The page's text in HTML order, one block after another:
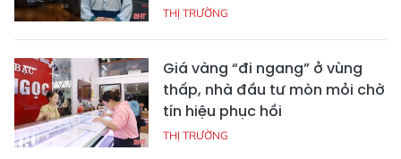
THỊ TRƯỜNG
Giá vàng “đi ngang” ở vùng
thấp, nhà đầu tư mòn mỏi chờ
tín hiệu phục hồi
THỊ TRƯỜNG